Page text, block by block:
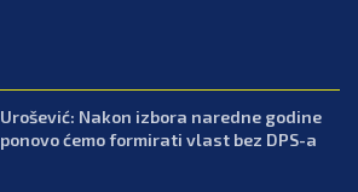
Urošević: Nakon izbora naredne godine
ponovo ćemo formirati vlast bez DPS-a